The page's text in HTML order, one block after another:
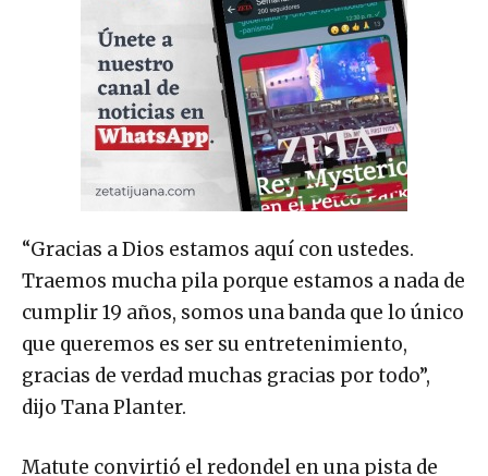
“Gracias a Dios estamos aquí con ustedes.
Traemos mucha pila porque estamos a nada de
cumplir 19 años, somos una banda que lo único
que queremos es ser su entretenimiento,
gracias de verdad muchas gracias por todo”,
dijo Tana Planter.
Matute convirtió el redondel en una pista de